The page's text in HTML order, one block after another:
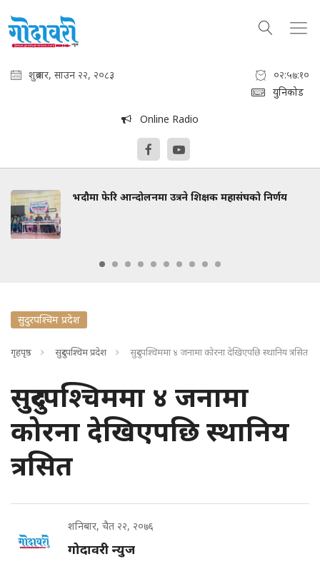
शुक्रबार, साउन २२, २०८३
०२:५७:११
युनिकोड
Online Radio
भदौमा फेरि आन्दोलनमा उत्रने शिक्षक महासंघको निर्णय
सुदुरपश्चिम प्रदेश
गृहपृष्ठ सुदुरपश्चिम प्रदेश सुदुरपश्चिममा ४ जनामा कोरना देखिएपछि स्थानिय त्रसित
सुदुरपश्चिममा ४ जनामा
कोरना देखिएपछि स्थानिय
त्रसित
शनिबार, चैत २२, २०७६
गोदावरी न्युज